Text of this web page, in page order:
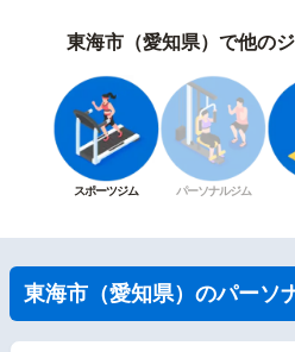
東海市（愛知県）で他の
スポーツジム パーソナルジム
東海市（愛知県）のパーソ